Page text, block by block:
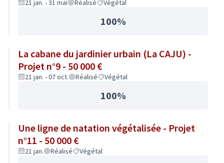
21 jan. - 31 mai Réalisé Végétal
100%
La cabane du jardinier urbain (La CAJU) -
Projet n°9 - 50 000 €
21 jan. - 07 oct. Réalisé Végétal
100%
Une ligne de natation végétalisée - Projet
n°11 - 50 000 €
21 jan. Réalisé Végétal